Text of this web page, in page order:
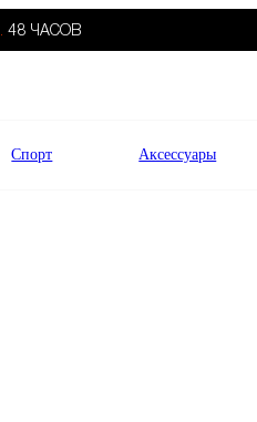
48 ЧАСОВ
Спорт Аксессуары